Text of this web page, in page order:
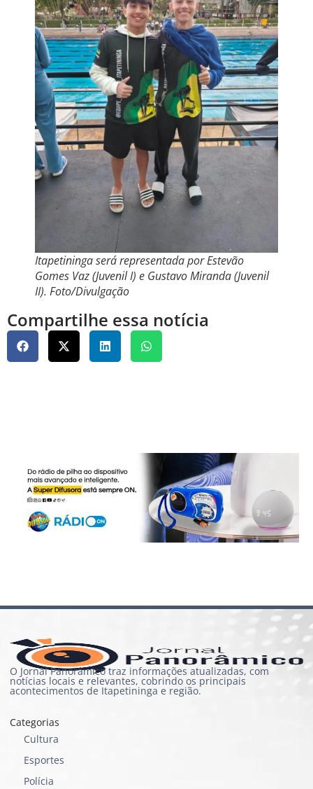
Itapetininga será representada por Estevão
Gomes Vaz (Juvenil I) e Gustavo Miranda (Juvenil
II). Foto/Divulgação
Compartilhe essa notícia
O Jornal Panorâmico traz informações atualizadas, com
notícias locais e relevantes, cobrindo os principais
acontecimentos de Itapetininga e região.
Categorias
Cultura
Esportes
Polícia